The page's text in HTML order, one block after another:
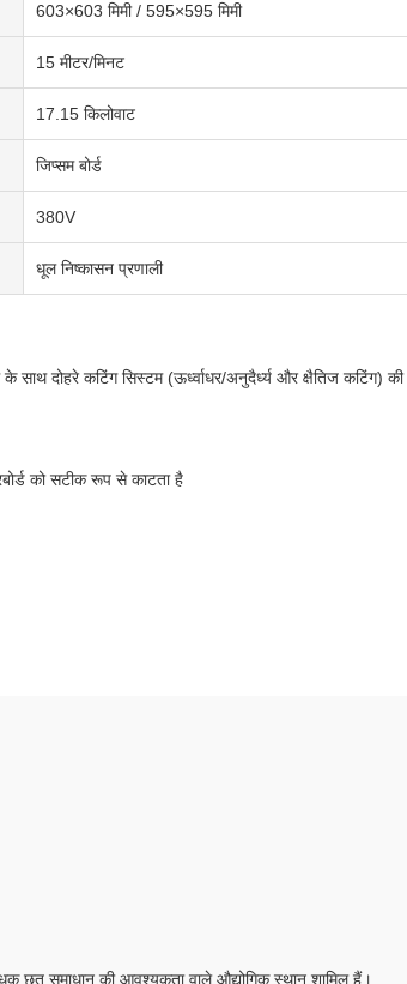
603×603 मिमी / 595×595 मिमी
15 मीटर/मिनट
17.15 किलोवाट
जिप्सम बोर्ड
380V
धूल निष्कासन प्रणाली
दोहरे कटिंग सिस्टम (ऊर्ध्वाधर/अनुदैर्ध्य और क्षैतिज कटिंग) की
को सटीक रूप से काटता है
छत समाधान की आवश्यकता वाले औद्योगिक स्थान शामिल हैं।